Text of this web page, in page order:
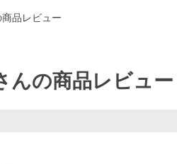
品レビュー
んの商品レビュー